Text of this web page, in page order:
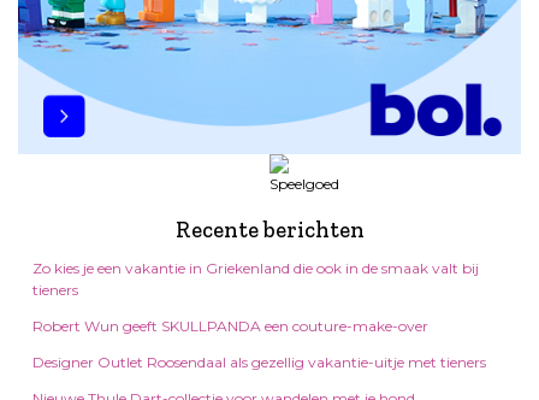
Recente berichten
Zo kies je een vakantie in Griekenland die ook in de smaak valt bij
tieners
Robert Wun geeft SKULLPANDA een couture-make-over
Designer Outlet Roosendaal als gezellig vakantie-uitje met tieners